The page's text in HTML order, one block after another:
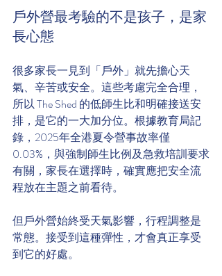
戶外營最考驗的不是孩子，是家
長心態
很多家長一見到「戶外」就先擔心天
氣、辛苦或安全。這些考慮完全合理，
所以 The Shed 的低師生比和明確接送安
排，是它的一大加分位。根據教育局記
錄，2025年全港夏令營事故率僅
0.03%，與強制師生比例及急救培訓要求
有關，家長在選擇時，確實應把安全流
程放在主題之前看待。
但戶外營始終受天氣影響，行程調整是
常態。接受到這種彈性，才會真正享受
到它的好處。